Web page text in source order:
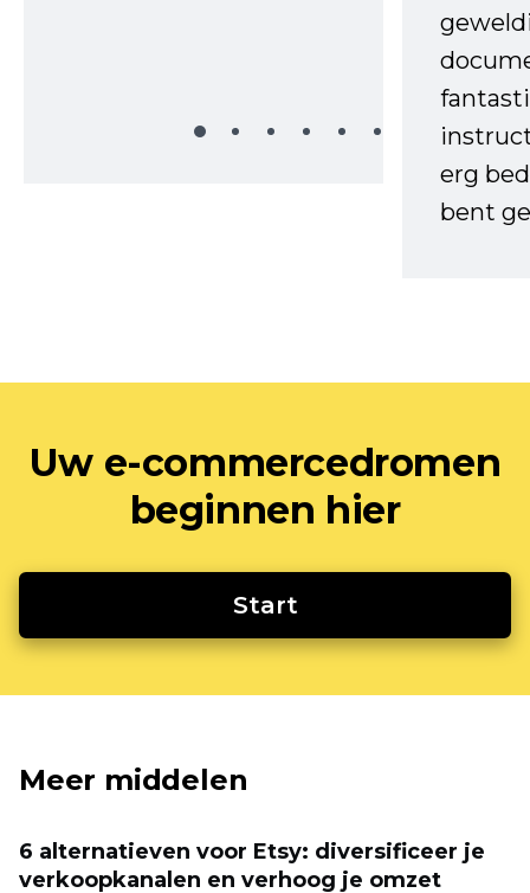
erg
bent
Uw e-commercedromen
beginnen hier
Start
Meer middelen
6 alternatieven voor Etsy: diversificeer je
verkoopkanalen en verhoog je omzet